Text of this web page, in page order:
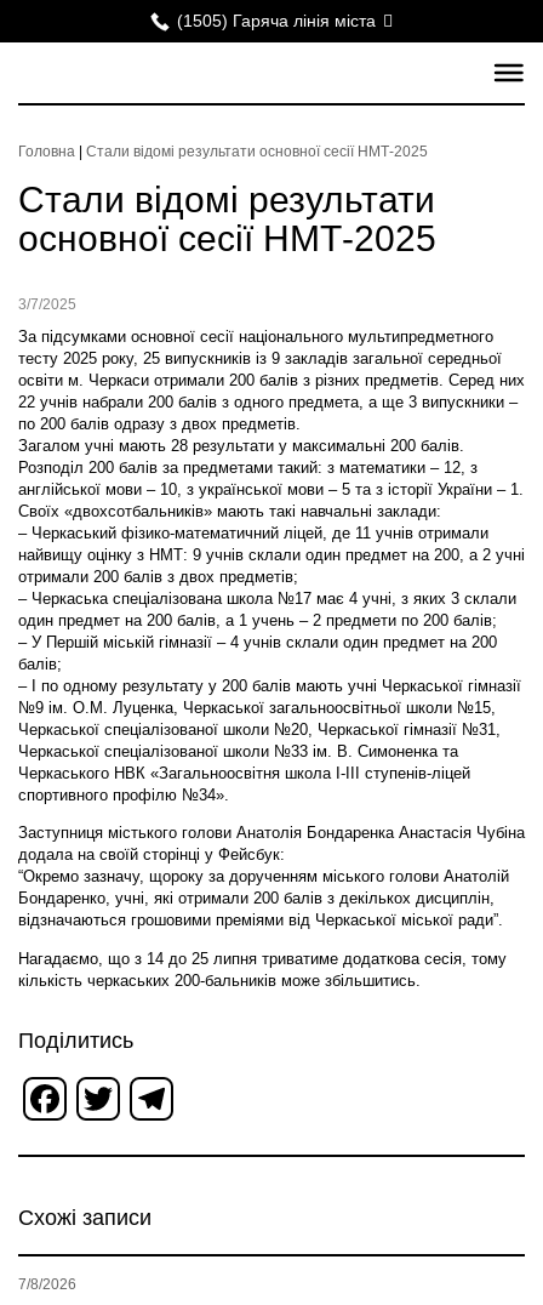
(1505) Гаряча лінія міста
Головна Стали відомі результати основної сесії НМТ-2025
Стали відомі результати
основної сесії НМТ-2025
3/7/2025
За підсумками основної сесії національного мультипредметного
тесту 2025 року, 25 випускників із 9 закладів загальної середньої
освіти м. Черкаси отримали 200 балів з різних предметів. Серед них
22 учнів набрали 200 балів з одного предмета, а ще 3 випускники –
по 200 балів одразу з двох предметів.
Загалом учні мають 28 результати у максимальні 200 балів.
Розподіл 200 балів за предметами такий: з математики – 12, з
англійської мови – 10, з української мови – 5 та з історії України – 1.
Своїх «двохсотбальників» мають такі навчальні заклади:
– Черкаський фізико-математичний ліцей, де 11 учнів отримали
найвищу оцінку з НМТ: 9 учнів склали один предмет на 200, а 2 учні
отримали 200 балів з двох предметів;
– Черкаська спеціалізована школа №17 має 4 учні, з яких 3 склали
один предмет на 200 балів, а 1 учень – 2 предмети по 200 балів;
– У Першій міській гімназії – 4 учнів склали один предмет на 200
балів;
–
І по одному результату у 200 балів мають учні Черкаської гімназії
№9 ім. О.М. Луценка, Черкаської загальноосвітньої школи №15,
Черкаської спеціалізованої школи №20, Черкаської гімназії №31,
Черкаської спеціалізованої школи №33 ім. В. Симоненка та
Черкаського НВК «Загальноосвітня школа І-ІІІ ступенів-ліцей
спортивного профілю №34».
Заступниця містького голови Анатолія Бондаренка Анастасія Чубіна
додала на своїй сторінці у Фейсбук:
“Окремо зазначу, щороку за дорученням міського голови Анатолій
Бондаренко, учні, які отримали 200 балів з декількох дисциплін,
відзначаються грошовими преміями від Черкаської міської ради”.
Нагадаємо, що з 14 до 25 липня триватиме додаткова сесія, тому
кількість черкаських 200-бальників може збільшитись.
Поділитись
Facebook
Twitter
Схожі записи
7/8/2026